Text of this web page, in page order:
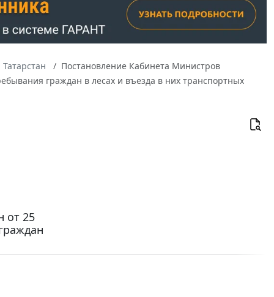
Постановление Кабинета Министров
граждан в лесах и въезда в них транспортных
от 25